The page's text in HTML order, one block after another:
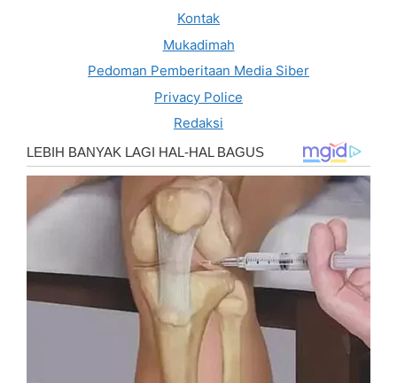
Kontak
Mukadimah
Pedoman Pemberitaan Media Siber
Privacy Police
Redaksi